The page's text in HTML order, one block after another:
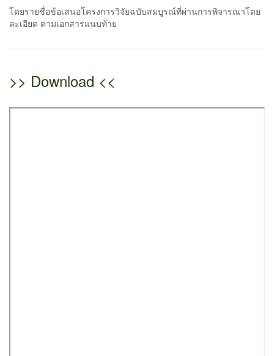
โดยรายชื่อข้อเสนอโครงการวิจัยฉบับสมบูรณ์ที่ผ่านการพิจารณาโดย
ละเอียด ตามเอกสารแนบท้าย
>> Download <<